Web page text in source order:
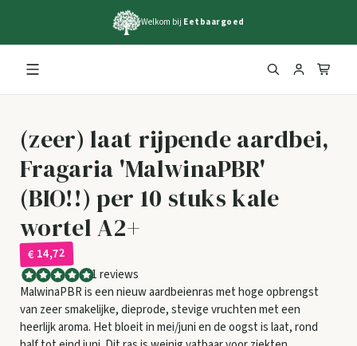
Welkom bij Eetbaargoed
(zeer) laat rijpende aardbei,
Fragaria 'MalwinaPBR'
(BIO!!) per 10 stuks kale
wortel A2+
€ 14,72
1 reviews
MalwinaPBR is een nieuw aardbeienras met hoge opbrengst
van zeer smakelijke, dieprode, stevige vruchten met een
heerlijk aroma. Het bloeit in mei/juni en de oogst is laat, rond